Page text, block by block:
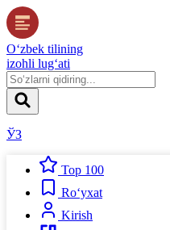
O‘zbek tilining
izohli lug‘ati
ЎЗ
Top 100
Ro‘yxat
Kirish